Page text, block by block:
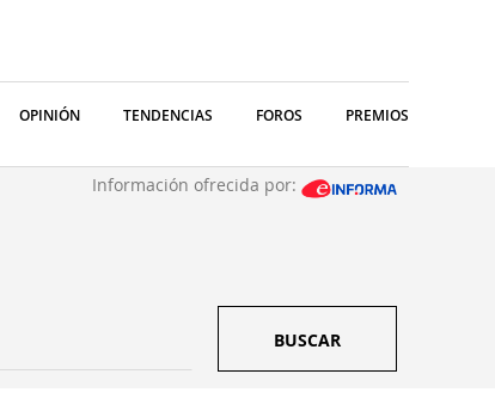
OPINIÓN TENDENCIAS FOROS PREMIOS
Información ofrecida por:
BUSCAR